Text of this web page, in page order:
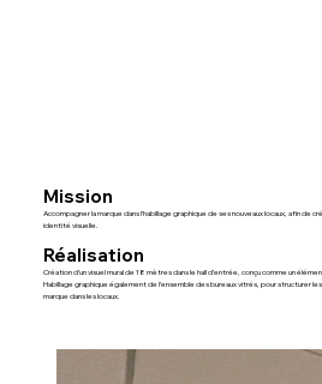
Mission
Accompagner la marque dans l’habillage graphique de ses nouveaux locaux, afin de
identité visuelle.
Réalisation
Création d’un visuel mural de 18 mètres dans le hall d’entrée, conçu comme un
Habillage graphique également de l’ensemble des bureaux vitrés, pour structurer
marque dans les locaux.